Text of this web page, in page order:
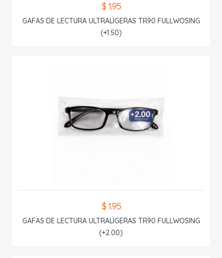
$ 1.95
GAFAS DE LECTURA ULTRALIGERAS TR90 FULLWOSING
(+1.50)
$ 1.95
GAFAS DE LECTURA ULTRALIGERAS TR90 FULLWOSING
(+2.00)